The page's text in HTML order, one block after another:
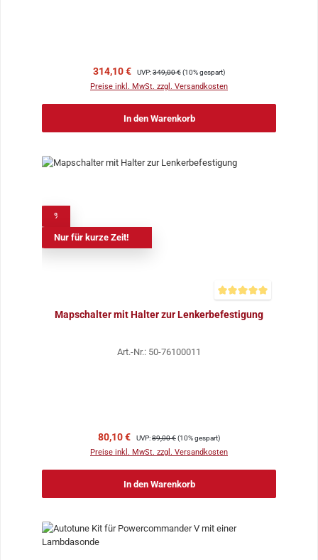
Verkaufspreis:
314,10 € Regulärer Preis:
UVP:349,00 €(10% gespart)
Preise inkl. MwSt. zzgl. Versandkosten
In den Warenkorb
Nur für kurze Zeit!
Mapschalter mit Halter zur Lenkerbefestigung
Art.-Nr.: 50-76100011
Verkaufspreis:
80,10 € Regulärer Preis:
UVP:89,00 €(10% gespart)
Preise inkl. MwSt. zzgl. Versandkosten
In den Warenkorb